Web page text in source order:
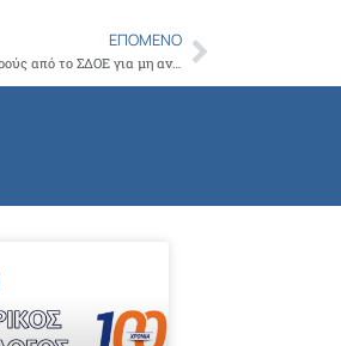
ΕΠΌΜΕΝΟ
Ο ΙΣΑ ζητά την άμεση ανάκληση των επιβληθέντων προστίμων στους ιατρούς από το ΣΔΟΕ για μη ανάρτηση πινακίδας περί αποδείξεωνNext